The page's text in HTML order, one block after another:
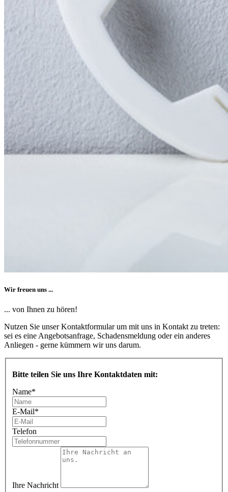
Wir freuen uns ...
... von Ihnen zu hören!
Nutzen Sie unser Kontaktformular um mit uns in Kontakt zu treten:
sei es eine Angebotsanfrage, Schadensmeldung oder ein anderes
Anliegen - gerne kümmern wir uns darum.
Bitte teilen Sie uns Ihre Kontaktdaten mit:
Name*
E-Mail*
Telefon
Ihre Nachricht